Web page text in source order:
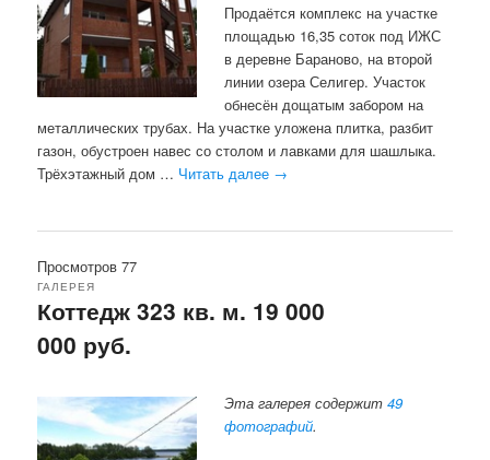
Продаётся комплекс на участке
площадью 16,35 соток под ИЖС
в деревне Бараново, на второй
линии озера Селигер. Участок
обнесён дощатым забором на
металлических трубах. На участке уложена плитка, разбит
газон, обустроен навес со столом и лавками для шашлыка.
Трёхэтажный дом … Читать далее →
Просмотров 77
Коттедж 323 кв. м. 19 000
000 руб.
ГАЛЕРЕЯ
Эта галерея содержит49
фотографий.